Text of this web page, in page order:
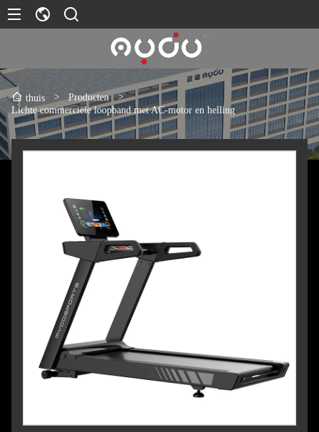
thuis > Producten
>
Lichte commerciële loopband met AC-motor en helling